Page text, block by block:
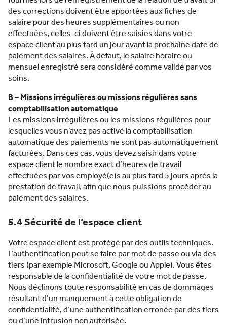
des corrections doivent être apportées aux fiches de
salaire pour des heures supplémentaires ou non
effectuées, celles-ci doivent être saisies dans votre
espace client au plus tard un jour avant la prochaine date de
paiement des salaires. À défaut, le salaire horaire ou
mensuel enregistré sera considéré comme validé par vos
soins.
B – Missions irrégulières ou missions régulières sans
comptabilisation automatique
Les missions irrégulières ou les missions régulières pour
lesquelles vous n’avez pas activé la comptabilisation
automatique des paiements ne sont pas automatiquement
facturées. Dans ces cas, vous devez saisir dans votre
espace client le nombre exact d’heures de travail
effectuées par vos employé(e)s au plus tard 5 jours après la
prestation de travail, afin que nous puissions procéder au
paiement des salaires.
5.4 Sécurité de l’espace client
Votre espace client est protégé par des outils techniques.
L’authentification peut se faire par mot de passe ou via des
tiers (par exemple Microsoft, Google ou Apple). Vous êtes
responsable de la confidentialité de votre mot de passe.
Nous déclinons toute responsabilité en cas de dommages
résultant d’un manquement à cette obligation de
confidentialité, d’une authentification erronée par des tiers
ou d’une intrusion non autorisée.